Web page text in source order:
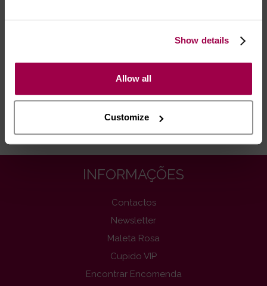
Show details
Allow all
Customize
- *Entrega em 24 horas para pedidos antes das 16:00 h.
artigos em stock. Portes gratis depende do país de envio.
Possibilidade de atraso em épocas festivas.
RECOMENDAMOS
INFORMAÇÕES
Contactos
Newsletter
Maleta Rosa
Cupido VIP
Encontrar Encomenda